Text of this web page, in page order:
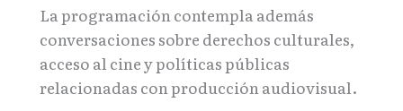
La programación contempla además
conversaciones sobre derechos culturales,
acceso al cine y políticas públicas
relacionadas con producción audiovisual.